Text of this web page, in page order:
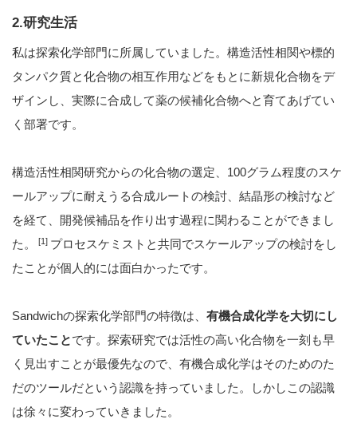
2.研究生活
私は探索化学部門に所属していました。構造活性相関や標的
タンパク質と化合物の相互作用などをもとに新規化合物をデ
ザインし、実際に合成して薬の候補化合物へと育てあげてい
く部署です。
構造活性相関研究からの化合物の選定、100グラム程度のスケ
ールアップに耐えうる合成ルートの検討、結晶形の検討など
を経て、開発候補品を作り出す過程に関わることができまし
た。
[1] プロセスケミストと共同でスケールアップの検討をし
たことが個人的には面白かったです。
Sandwichの探索化学部門の特徴は、 有機合成化学を大切にし
ていたことです。探索研究では活性の高い化合物を一刻も早
く見出すことが最優先なので、有機合成化学はそのためのた
だのツールだという認識を持っていました。しかしこの認識
は徐々に変わっていきました。